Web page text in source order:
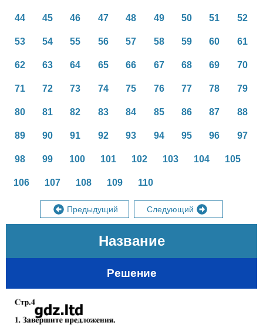
44 45 46 47 48 49 50 51 52
53 54 55 56 57 58 59 60 61
62 63 64 65 66 67 68 69 70
71 72 73 74 75 76 77 78 79
80 81 82 83 84 85 86 87 88
89 90 91 92 93 94 95 96 97
98 99 100 101 102 103 104 105
106 107 108 109 110
Предыдущий Следующий
Название
Решение